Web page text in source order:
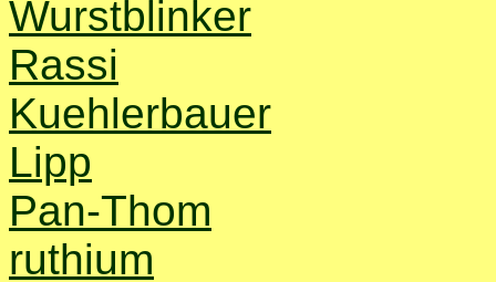
Wurstblinker
Rassi
Kuehlerbauer
Lipp
Pan-Thom
ruthium